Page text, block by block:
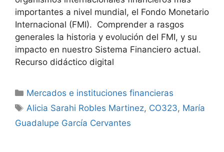
importantes a nivel mundial, el Fondo Monetario
Internacional (FMI). Comprender a rasgos
generales la historia y evolución del FMI, y su
impacto en nuestro Sistema Financiero actual.
Recurso didáctico digital
Categorías
Mercados e instituciones financieras
Etiquetas
Alicia Sarahi Robles Martinez, CO323, María
Guadalupe García Cervantes